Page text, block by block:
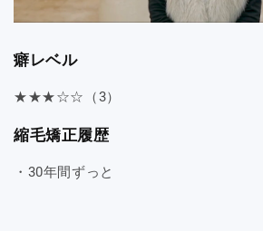
癖レベル
★★★☆☆（3）
縮毛矯正履歴
・30年間ずっと